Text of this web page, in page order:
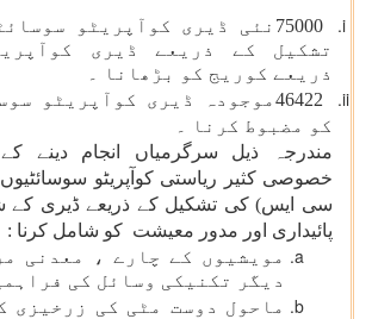
75000 نئی ڈیری کوآپریٹو
تشکیل کے ذریعے ڈیری
ذریعے کوریج کو بڑھانا ۔
46422موجودہ ڈیری کوآپریٹو
کو مضبوط کرنا ۔
مندرجہ ذیل سرگرمیاں انجام دینے
خصوصی کثیر ریاستی کوآپریٹو
سی ایس) کی تشکیل کے ذریعے ڈیری کے
پائیداری اور مدور معیشت کو شامل کرنا :
مویشیوں کے چارے ، معدنی
دیگر تکنیکی وسائل کی
ماحول دوست مٹی کی زرخیزی